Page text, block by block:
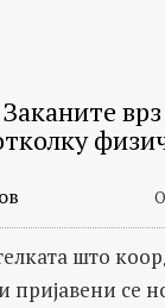
што
пријавени се